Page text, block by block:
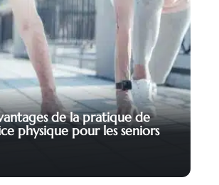
de la pratique de
physique pour les seniors